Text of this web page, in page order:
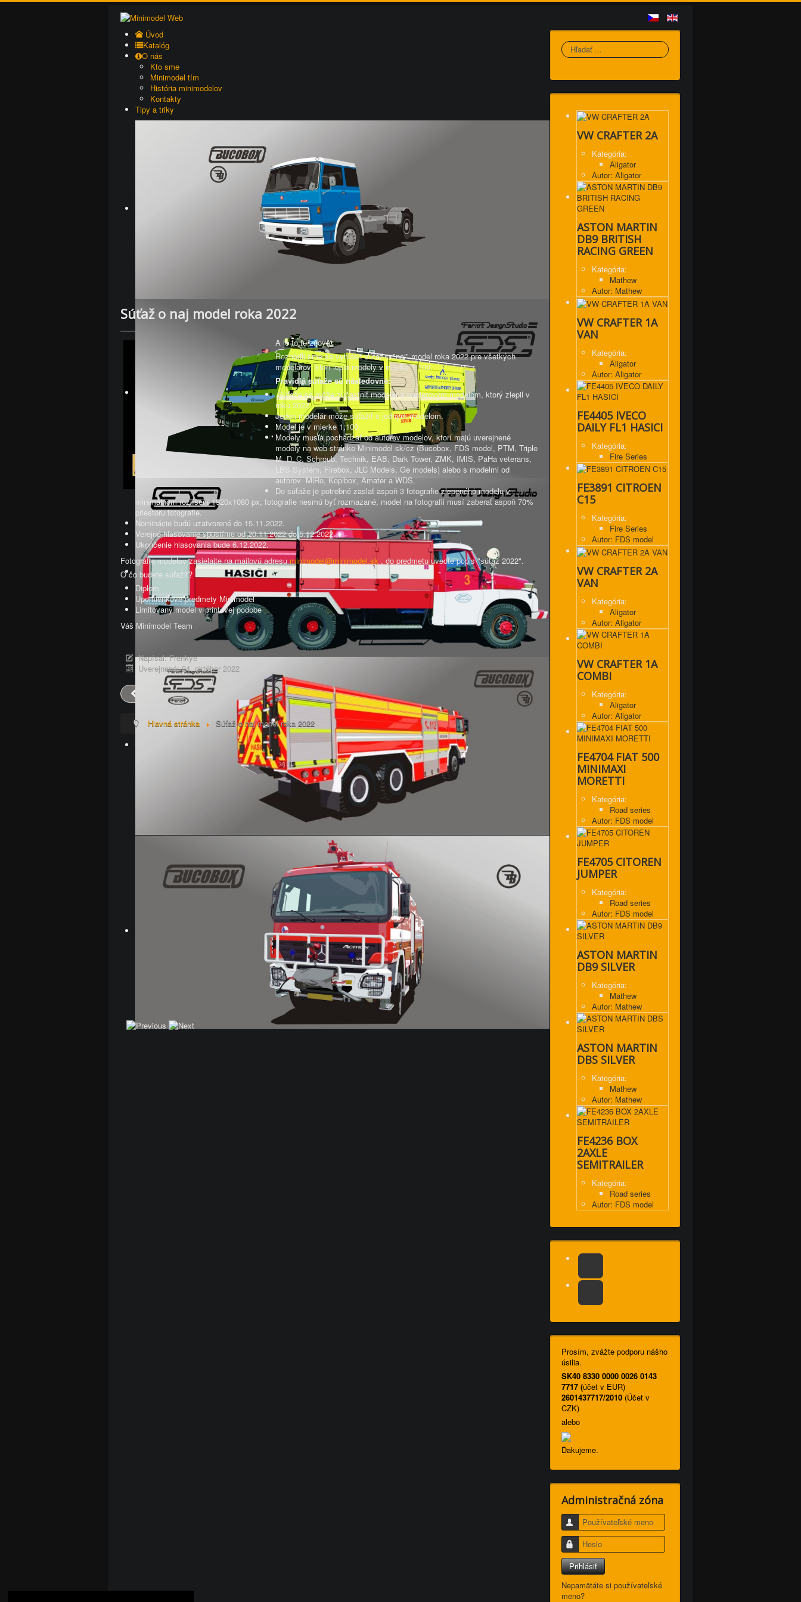
Úvod
Katalóg
O nás
Kto sme
Minimodel tím
História minimodelov
Kontakty
Tipy a triky
Súťaž o naj model roka 2022
A je to tu znova!
Rozhodli sme sa vyhlásiť súťaž o "naj" model roka 2022 pre všetkých
modelárov, ktorí lepia modely v mierke 1:100.
Pravidlá súťaže sú následovné:
Súťaže sa môže zúčastniť modelár s papierovým modelom, ktorý zlepil v
roku 2022.
Jeden modelár môže súťažiť s jedným modelom.
Model je v mierke 1:100.
Modely musia pochádzať od autorov modelov, ktorí majú uverejnené
modely na web stránke Minimodel sk/cz (Bucobox, FDS model, PTM, Triple
M, D_C, Schroub, Technik, EAB, Dark Tower, ZMK, IMIS, PaHa veterans,
LBS Systém, Firebox, JLC Models, Ge models) alebo s modelmi od
autorov MiRo, Kopibox, Amater a WDS.
Do súťaže je potrebné zaslať aspoň 3 fotografie zlepeného modelu v
minimálnom rozlíšení 1920x1080 px, fotografie nesmú byť rozmazané, model na fotografii musí zaberať aspoň 70%
priestoru fotografie.
Nominácie budú uzatvorené do 15.11.2022.
Verejné hlasovanie spustíme od 20.11.2022 do 5.12.2022.
Ukončenie hlasovania bude 6.12.2022.
Fotografie modelov zasielajte na mailovú adresu minimodel@minimodel.sk , do predmetu uveďte popis "súťaž 2022".
O čo budete súťažiť?
Diplom
Upomienkové predmety Minimodel
Limitovaný model v printovej podobe
Váš Minimodel Team
Napísal:Frenkye
Uverejnené: 04. október 2022
Predch.
Hlavná stránka Súťaž o naj model roka 2022
Hľadať
VW CRAFTER 2A
Kategória:
Aligator
Autor: Aligator
ASTON MARTIN
DB9 BRITISH
RACING GREEN
Kategória:
Mathew
Autor: Mathew
VW CRAFTER 1A
VAN
Kategória:
Aligator
Autor: Aligator
FE4405 IVECO
DAILY FL1 HASICI
Kategória:
Fire Series
FE3891 CITROEN
C15
Kategória:
Fire Series
Autor: FDS model
VW CRAFTER 2A
VAN
Kategória:
Aligator
Autor: Aligator
VW CRAFTER 1A
COMBI
Kategória:
Aligator
Autor: Aligator
FE4704 FIAT 500
MINIMAXI
MORETTI
Kategória:
Road series
Autor: FDS model
FE4705 CITOREN
JUMPER
Kategória:
Road series
Autor: FDS model
ASTON MARTIN
DB9 SILVER
Kategória:
Mathew
Autor: Mathew
ASTON MARTIN
DBS SILVER
Kategória:
Mathew
Autor: Mathew
FE4236 BOX
2AXLE
SEMITRAILER
Kategória:
Road series
Autor: FDS model
Prosím, zvážte podporu nášho
úsilia.
SK40 8330 0000 0026 0143
7717 (účet v EUR)
2601437717/2010 (Účet v
CZK)
alebo
Ďakujeme.
Administračná zóna
Používateľské meno
Heslo
Prihlásiť
Nepamätáte si používateľské
meno?